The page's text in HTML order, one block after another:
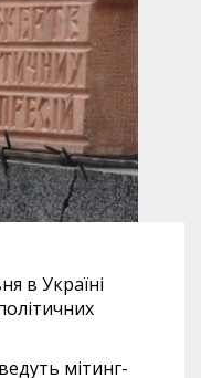
в Україні
мітинг-